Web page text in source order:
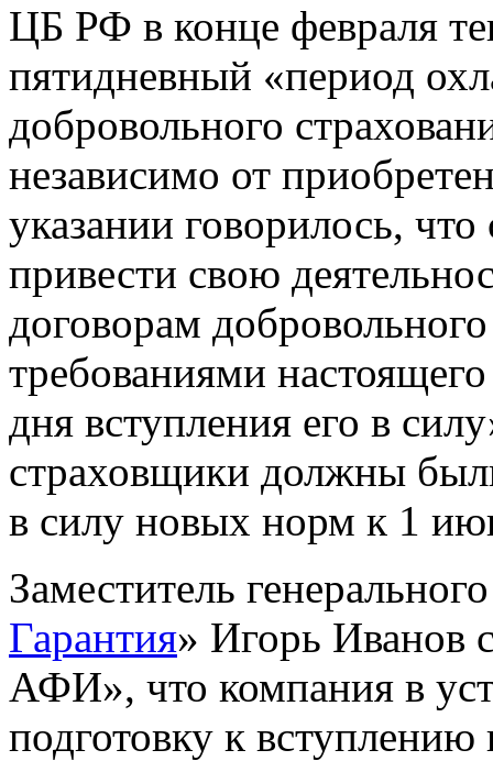
ЦБ РФ в конце февраля
пятидневный «период
добровольного
независимо от
указании говорилось,
привести свою
договорам
требованиями
дня вступления его в
страховщики должны
в силу новых норм к 1
Заместитель
Гарантия» Игорь Иванов
АФИ», что компания в
подготовку к